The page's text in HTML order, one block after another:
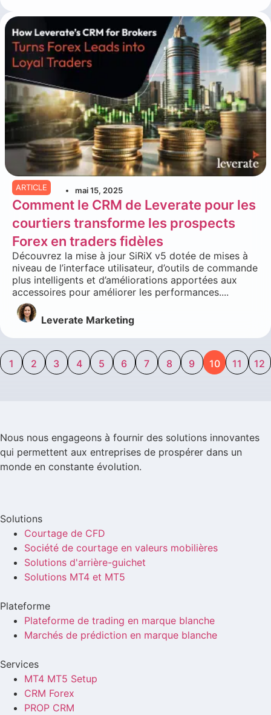
ARTICLE mai 15, 2025
Comment le CRM de Leverate pour les
courtiers transforme les prospects
Forex en traders fidèles
Découvrez la mise à jour SiRiX v5 dotée de mises à
niveau de l’interface utilisateur, d’outils de commande
plus intelligents et d’améliorations apportées aux
accessoires pour améliorer les performances....
Leverate Marketing
1 2 3 4 5 6 7 8 9 10 11 12
Nous nous engageons à fournir des solutions innovantes
qui permettent aux entreprises de prospérer dans un
monde en constante évolution.
Solutions
Courtage de CFD
Société de courtage en valeurs mobilières
Solutions d'arrière-guichet
Solutions MT4 et MT5
Plateforme
Plateforme de trading en marque blanche
Marchés de prédiction en marque blanche
Services
MT4 MT5 Setup
CRM Forex
PROP CRM